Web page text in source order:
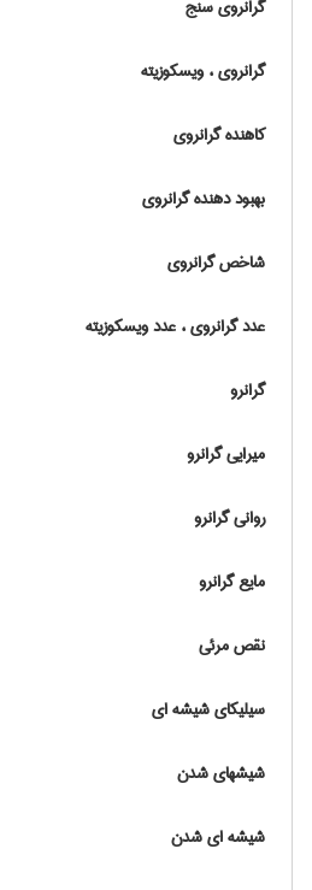
گرانروی سنج
گرانروی ، ویسکوزیته
کاهنده گرانروی
بهبود دهنده گرانروی
شاخص گرانروی
عدد گرانروی ، عدد ویسکوزیته
گرانرو
میرایی گرانرو
روانی گرانرو
مایع گرانرو
نقص مرئی
سیلیکای شیشه ای
شیشه‏ای شدن
شیشه ای شدن